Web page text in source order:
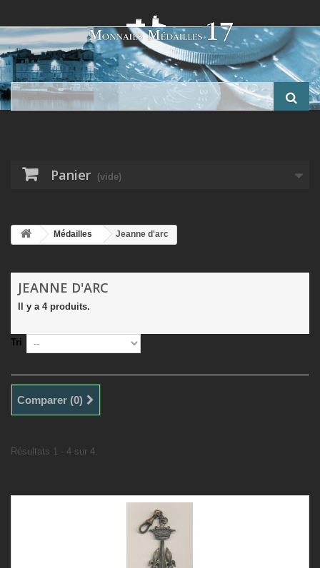
Panier (vide)
Médailles Jeanne d'arc
JEANNE D'ARC
Il y a 4 produits.
Tri
Comparer (0)
Résultats 1 - 4 sur 4.